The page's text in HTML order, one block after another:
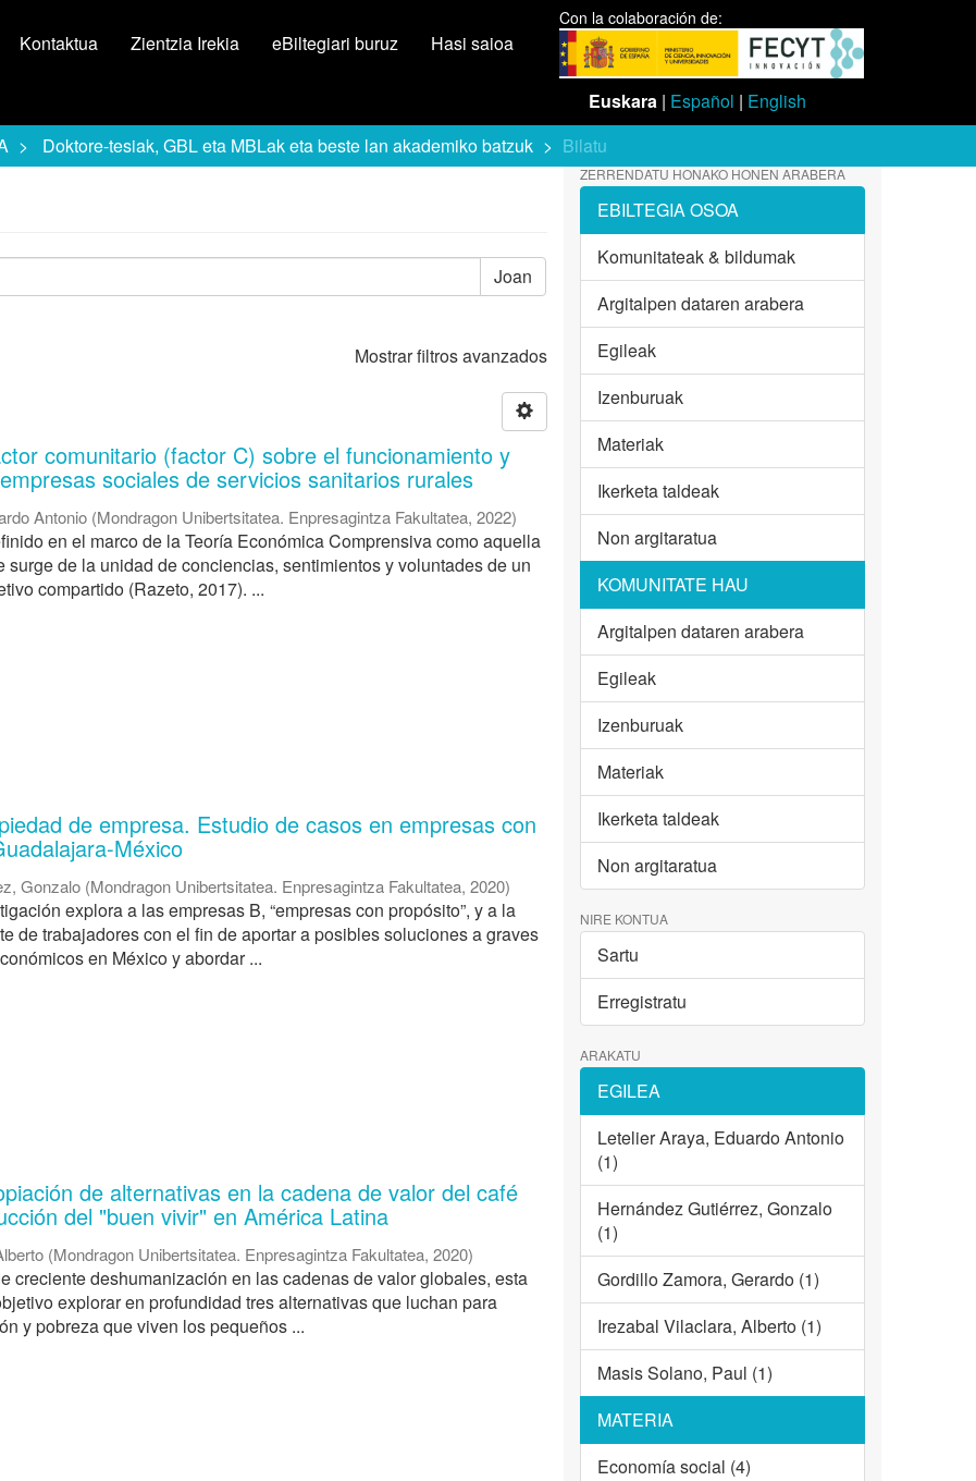
Con la colaboración de:
Euskara | Español | English
Kontaktua Zientzia Irekia eBiltegiari buruz Hasi saioa
Doktore-tesiak, GBL eta MBLak eta beste lan akademiko batzuk Bilatu
Joan
Mostrar filtros avanzados
comunitario (factor C) sobre el funcionamiento y
sociales de servicios sanitarios rurales
Antonio (Mondragon Unibertsitatea. Enpresagintza Fakultatea,2022)
en el marco de la Teoría Económica Comprensiva como aquella
surge de la unidad de conciencias, sentimientos y voluntades de un
compartido (Razeto, 2017). ...
de empresa. Estudio de casos en empresas con
México
Gonzalo (Mondragon Unibertsitatea. Enpresagintza Fakultatea,2020)
explora a las empresas B, “empresas con propósito”, y a la
de trabajadores con el fin de aportar a posibles soluciones a graves
en México y abordar ...
de alternativas en la cadena de valor del café
del "buen vivir" en América Latina
(Mondragon Unibertsitatea. Enpresagintza Fakultatea,2020)
creciente deshumanización en las cadenas de valor globales, esta
explorar en profundidad tres alternativas que luchan para
y pobreza que viven los pequeños ...
ZERRENDATU HONAKO HONEN ARABERA
EBILTEGIA OSOA
Komunitateak & bildumak
Argitalpen dataren arabera
Egileak
Izenburuak
Materiak
Ikerketa taldeak
Non argitaratua
KOMUNITATE HAU
Argitalpen dataren arabera
Egileak
Izenburuak
Materiak
Ikerketa taldeak
Non argitaratua
NIRE KONTUA
Sartu
Erregistratu
ARAKATU
EGILEA
Letelier Araya, Eduardo Antonio
(1)
Hernández Gutiérrez, Gonzalo
(1)
Gordillo Zamora, Gerardo (1)
Irezabal Vilaclara, Alberto (1)
Masis Solano, Paul (1)
MATERIA
Economía social (4)